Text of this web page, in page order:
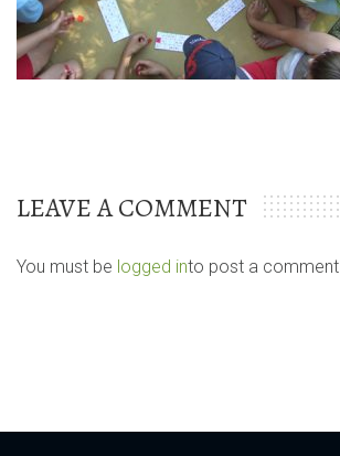
LEAVE A COMMENT
You must be logged into post a comment.